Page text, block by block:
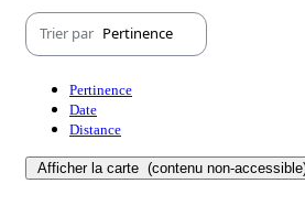
Trier par Pertinence
Pertinence
Date
Distance
Afficher la carte (contenu non-